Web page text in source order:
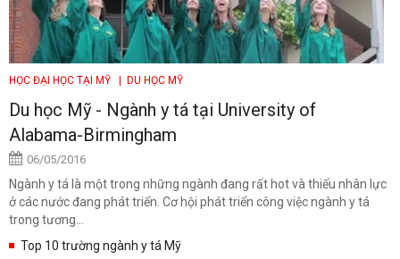
HỌC ĐẠI HỌC TẠI MỸ | DU HỌC MỸ
Du học Mỹ - Ngành y tá tại University of
Alabama-Birmingham
06/05/2016
Ngành y tá là một trong những ngành đang rất hot và thiếu nhân lực
ở các nước đang phát triển. Cơ hội phát triển công việc ngành y tá
trong tương...
Top 10 trường ngành y tá Mỹ